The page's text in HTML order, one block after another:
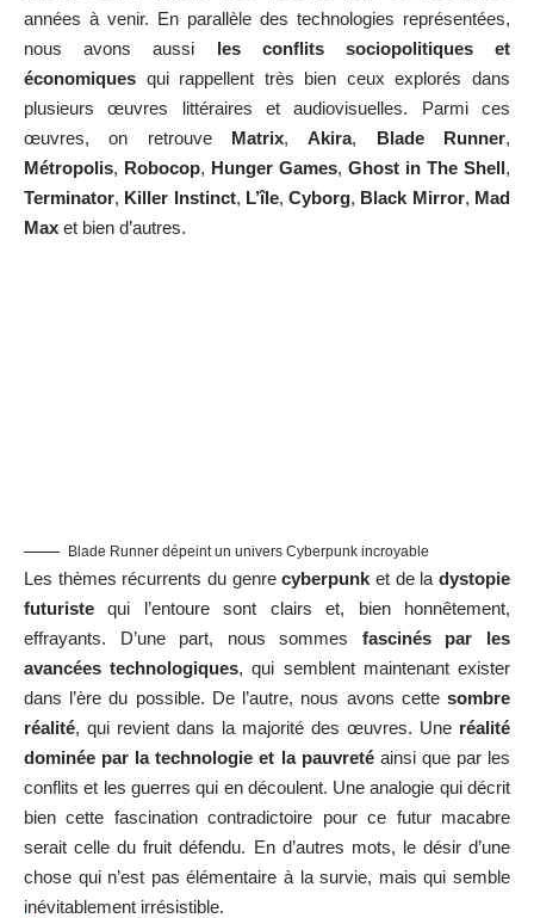
années à venir. En parallèle des technologies représentées,
nous avons aussi les conflits sociopolitiques et
économiques qui rappellent très bien ceux explorés dans
plusieurs œuvres littéraires et audiovisuelles. Parmi ces
œuvres, on retrouve Matrix,Akira, Blade Runner,
Métropolis, Robocop, Hunger Games, Ghost in The Shell,
Terminator, Killer Instinct, L’île,Cyborg, Black Mirror, Mad
Max et bien d’autres.
Blade Runner dépeint un univers Cyberpunk incroyable
Les thèmes récurrents du genrecyberpunk et de ladystopie
futuriste qui l’entoure sont clairs et, bien honnêtement,
effrayants. D’une part, nous sommes fascinés par les
avancées technologiques, qui semblent maintenant exister
dans l’ère du possible. De l’autre, nous avons cette sombre
réalité, qui revient dans la majorité des œuvres. Une réalité
dominée par la technologie et la pauvretéainsi que par les
conflits et les guerres qui en découlent. Une analogie qui décrit
bien cette fascination contradictoire pour ce futur macabre
serait celle du fruit défendu. En d’autres mots, le désir d’une
chose qui n’est pas élémentaire à la survie, mais qui semble
inévitablement irrésistible.